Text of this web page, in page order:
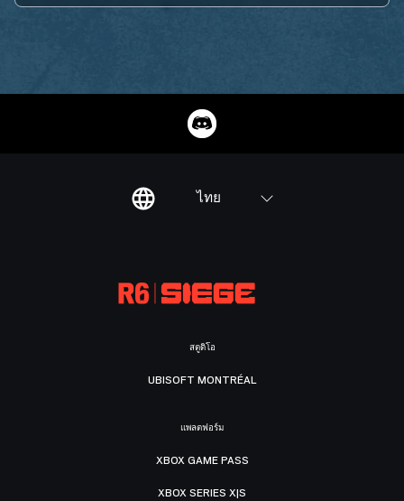
ไทย
สตูดิโอ
UBISOFT MONTRÉAL
แพลตฟอร์ม
XBOX GAME PASS
XBOX SERIES X|S